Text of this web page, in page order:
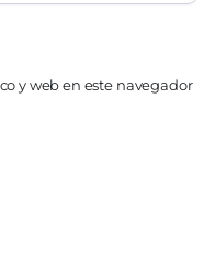
y web en este navegador